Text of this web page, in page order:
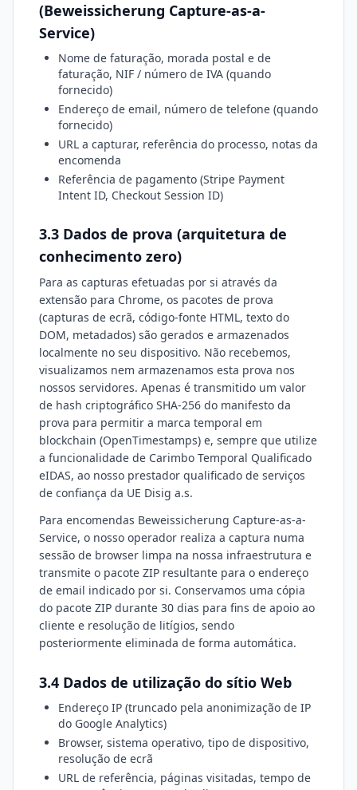
(Beweissicherung Capture-as-a-
Service)
Nome de faturação, morada postal e de
faturação, NIF / número de IVA (quando
fornecido)
Endereço de email, número de telefone (quando
fornecido)
URL a capturar, referência do processo, notas da
encomenda
Referência de pagamento (Stripe Payment
Intent ID, Checkout Session ID)
3.3 Dados de prova (arquitetura de
conhecimento zero)
Para as capturas efetuadas por si através da
extensão para Chrome, os pacotes de prova
(capturas de ecrã, código-fonte HTML, texto do
DOM, metadados) são gerados e armazenados
localmente no seu dispositivo. Não recebemos,
visualizamos nem armazenamos esta prova nos
nossos servidores. Apenas é transmitido um valor
de hash criptográfico SHA-256 do manifesto da
prova para permitir a marca temporal em
blockchain (OpenTimestamps) e, sempre que utilize
a funcionalidade de Carimbo Temporal Qualificado
eIDAS, ao nosso prestador qualificado de serviços
de confiança da UE Disig a.s.
Para encomendas Beweissicherung Capture-as-a-
Service, o nosso operador realiza a captura numa
sessão de browser limpa na nossa infraestrutura e
transmite o pacote ZIP resultante para o endereço
de email indicado por si. Conservamos uma cópia
do pacote ZIP durante 30 dias para fins de apoio ao
cliente e resolução de litígios, sendo
posteriormente eliminada de forma automática.
3.4 Dados de utilização do sítio Web
Endereço IP (truncado pela anonimização de IP
do Google Analytics)
Browser, sistema operativo, tipo de dispositivo,
resolução de ecrã
URL de referência, páginas visitadas, tempo de